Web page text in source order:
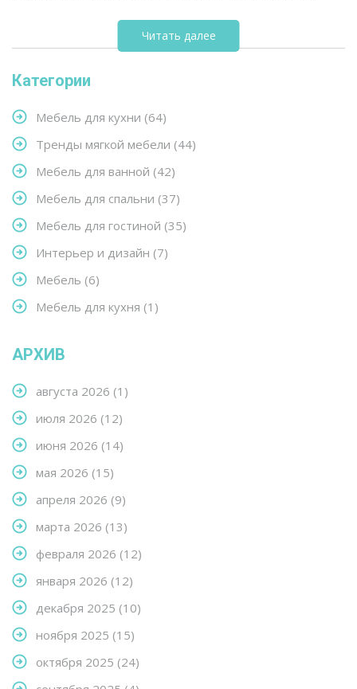
Читать далее
Категории
Мебель для кухни (64)
Тренды мягкой мебели (44)
Мебель для ванной (42)
Мебель для спальни (37)
Мебель для гостиной (35)
Интерьер и дизайн (7)
Мебель (6)
Мебель для кухня (1)
АРХИВ
августа 2026 (1)
июля 2026 (12)
июня 2026 (14)
мая 2026 (15)
апреля 2026 (9)
марта 2026 (13)
февраля 2026 (12)
января 2026 (12)
декабря 2025 (10)
ноября 2025 (15)
октября 2025 (24)